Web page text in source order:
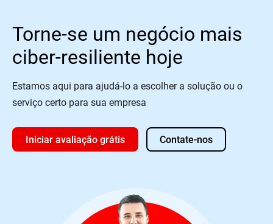
Torne-se um negócio mais
ciber-resiliente hoje
Estamos aqui para ajudá-lo a escolher a solução ou o
serviço certo para sua empresa
Iniciar avaliação grátis Contate-nos